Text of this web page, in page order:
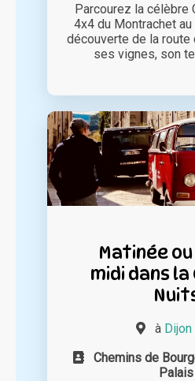
Parcourez la célèbre
4x4 du Montrachet au
découverte de la route
ses vignes, son
Matinée
midi dans
à
Chemins de
Palais